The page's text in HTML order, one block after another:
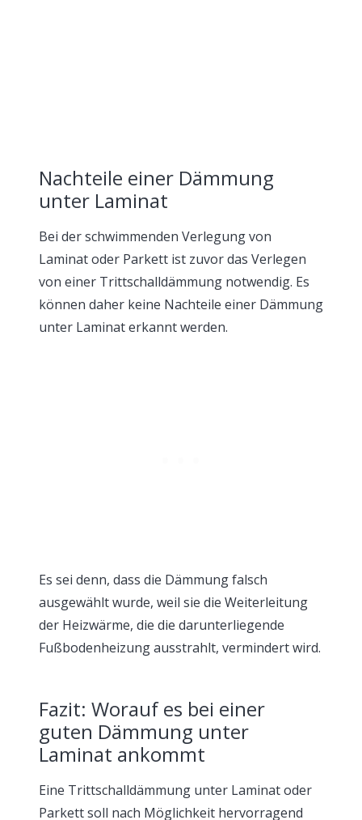
Nachteile einer Dämmung
unter Laminat
Bei der schwimmenden Verlegung von
Laminat oder Parkett ist zuvor das Verlegen
von einer Trittschalldämmung notwendig. Es
können daher keine Nachteile einer Dämmung
unter Laminat erkannt werden.
Es sei denn, dass die Dämmung falsch
ausgewählt wurde, weil sie die Weiterleitung
der Heizwärme, die die darunterliegende
Fußbodenheizung ausstrahlt, vermindert wird.
Fazit: Worauf es bei einer
guten Dämmung unter
Laminat ankommt
Eine Trittschalldämmung unter Laminat oder
Parkett soll nach Möglichkeit hervorragend